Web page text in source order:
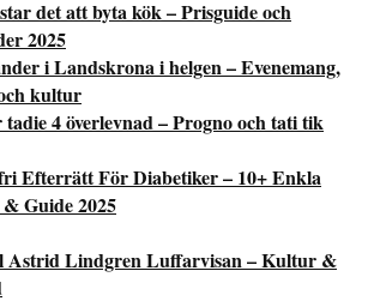
det att byta kök – Prisguide och
2025
i Landskrona i helgen – Evenemang,
kultur
tadie 4 överlevnad – Progno och tati tik
Efterrätt För Diabetiker – 10+ Enkla
Guide 2025
Astrid Lindgren Luffarvisan – Kultur &